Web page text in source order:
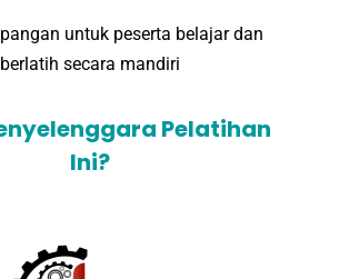
untuk peserta belajar dan
berlatih secara mandiri
Pelatihan
Ini?